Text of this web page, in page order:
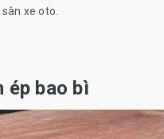
sàn xe oto.
ép bao bì